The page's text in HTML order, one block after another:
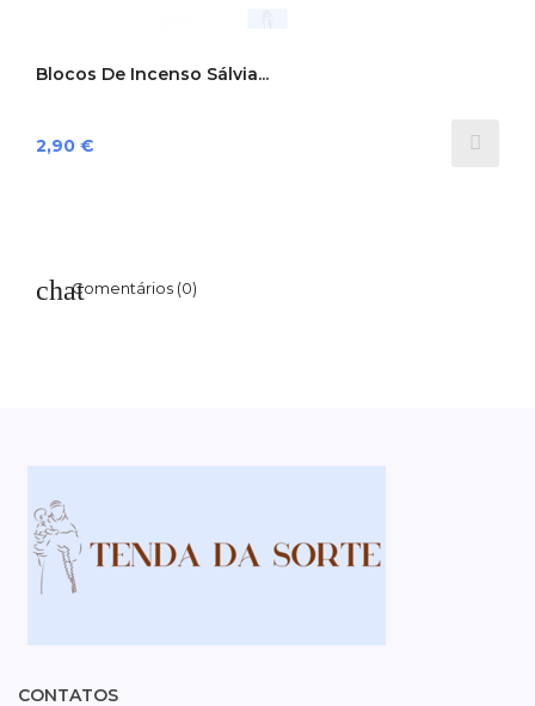
Blocos De Incenso Sálvia...
Preço
2,90 €
Comentários (0)
CONTATOS